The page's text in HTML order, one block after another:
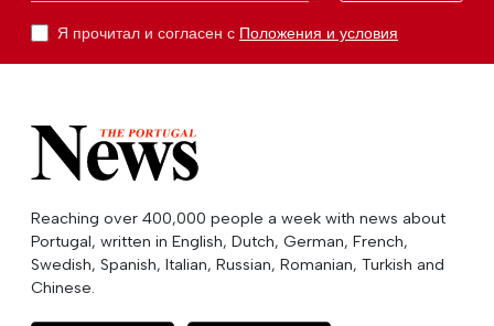
Я прочитал и согласен с Положения и условия
Reaching over 400,000 people a week with news about
Portugal, written in English, Dutch, German, French,
Swedish, Spanish, Italian, Russian, Romanian, Turkish and
Chinese.